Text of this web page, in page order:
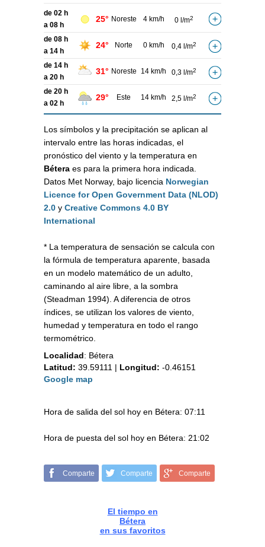
de 02 h
a 08 h
25° Noreste 4 km/h 0 l/m2
de 08 h
a 14 h
24° Norte 0 km/h 0,4 l/m2
de 14 h
a 20 h
31° Noreste 14 km/h 0,3 l/m2
de 20 h
a 02 h
29° Este 14 km/h 2,5 l/m2
Los símbolos y la precipitación se aplican al
intervalo entre las horas indicadas, el
pronóstico del viento y la temperatura en
Bétera es para la primera hora indicada.
Datos Met Norway, bajo licencia Norwegian
Licence for Open Government Data (NLOD)
2.0 y Creative Commons 4.0 BY
International
* La temperatura de sensación se calcula con
la fórmula de temperatura aparente, basada
en un modelo matemático de un adulto,
caminando al aire libre, a la sombra
(Steadman 1994). A diferencia de otros
índices, se utilizan los valores de viento,
humedad y temperatura en todo el rango
termométrico.
Localidad: Bétera
Latitud: 39.59111 | Longitud: -0.46151
Google map
Hora de salida del sol hoy en Bétera: 07:11
Hora de puesta del sol hoy en Bétera: 21:02
Comparte Comparte Comparte
El tiempo en
Bétera
en sus favoritos